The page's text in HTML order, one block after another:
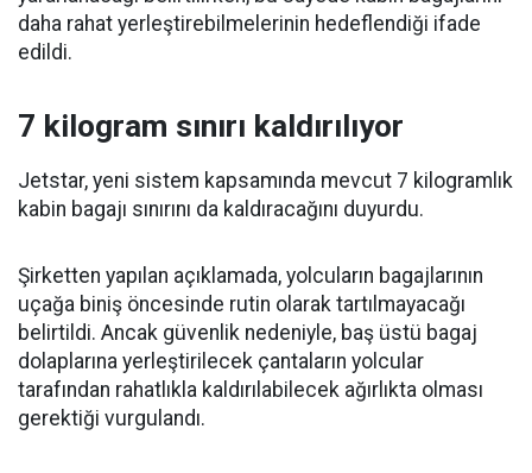
daha rahat yerleştirebilmelerinin hedeflendiği ifade
edildi.
7 kilogram sınırı kaldırılıyor
Jetstar, yeni sistem kapsamında mevcut 7 kilogramlık
kabin bagajı sınırını da kaldıracağını duyurdu.
Şirketten yapılan açıklamada, yolcuların bagajlarının
uçağa biniş öncesinde rutin olarak tartılmayacağı
belirtildi. Ancak güvenlik nedeniyle, baş üstü bagaj
dolaplarına yerleştirilecek çantaların yolcular
tarafından rahatlıkla kaldırılabilecek ağırlıkta olması
gerektiği vurgulandı.